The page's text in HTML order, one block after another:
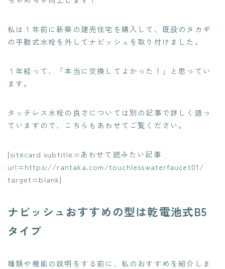
私は１年前に新築の建売住宅を購入して、既設のタカギ
の手動式水栓を外してナビッシュを取り付けました。
１年経って、「本当に交換してよかった！」と思ってい
ます。
タッチレス水栓の良さについては別の記事で詳しく語っ
ていますので、こちらもあわせてご覧ください。
[sitecard subtitle=あわせて読みたい記事
url=https://rantaka.com/touchlesswaterfaucet01/
target=blank]
ナビッシュおすすめの型は乾電池式B5
タイプ
種類や機能の説明をする前に、私のおすすめを紹介しま